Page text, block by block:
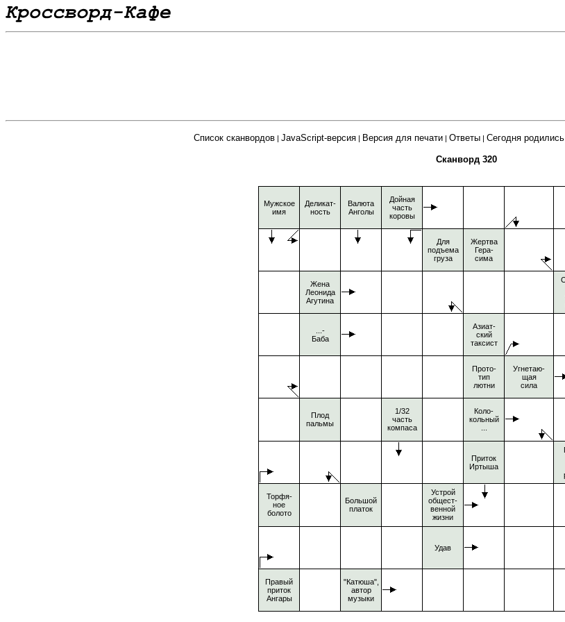
Список сканвордов | JavaScript-версия | Версия для печати | Ответы | Сегодня родились
Сканворд 320
Мужское
имя
Деликат-
ность
Валюта
Анголы
Дойная
часть
коровы
Для
подъема
груза
Жертва
Гера-
сима
Жена
Леонида
Агутина
...-
Баба
Азиат-
ский
таксист
Прото-
тип
лютни
Угнетаю-
щая
сила
Плод
пальмы
1/32
часть
компаса
Коло-
кольный
Приток
Иртыша
Торфя-
ное
болото
Большой
платок
Устрой
общест-
венной
жизни
Удав
Правый
приток
Ангары
"Катюша",
автор
музыки